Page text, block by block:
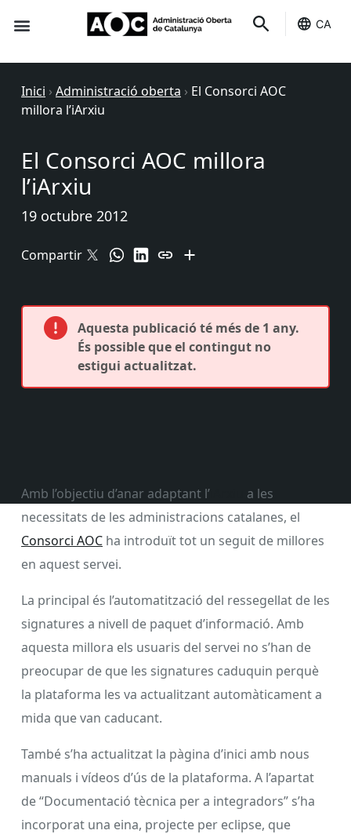
CA
Inici › Administració oberta › El Consorci AOC
millora l’iArxiu
El Consorci AOC millora
l’iArxiu
19 octubre 2012
Compartir
Aquesta publicació té més de 1 any.
És possible que el contingut no
estigui actualitzat.
Amb l’objectiu d’anar adaptant l’
a les
necessitats de les administracions catalanes, el
Consorci AOC ha introduït tot un seguit de millores
en aquest servei.
La principal és l’automatització del ressegellat de les
signatures a nivell de paquet d’informació. Amb
aquesta millora els usuaris del servei no s’han de
preocupar de que les signatures caduquin perquè
la plataforma les va actualitzant automàticament a
mida que van caducant.
També s’ha actualitzat la pàgina d’inici amb nous
manuals i vídeos d’ús de la plataforma. A l’apartat
de “Documentació tècnica per a integradors” s’ha
incorporat una eina, projecte per eclipse, que